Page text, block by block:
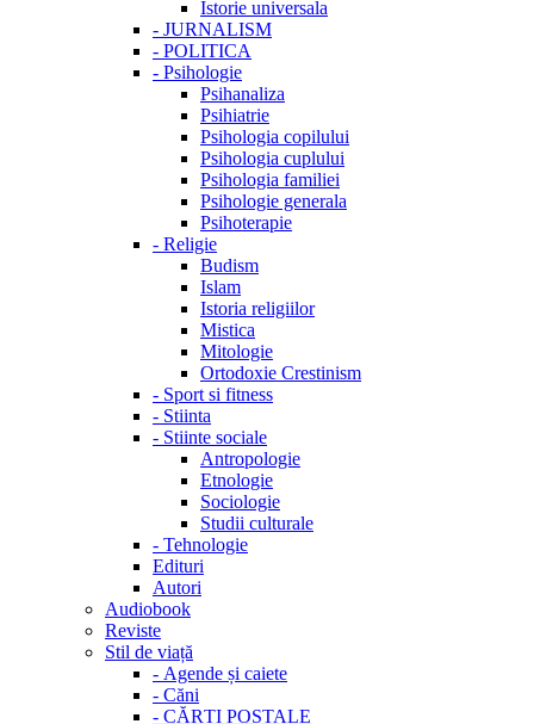
Istorie universala
- JURNALISM
- POLITICA
- Psihologie
Psihanaliza
Psihiatrie
Psihologia copilului
Psihologia cuplului
Psihologia familiei
Psihologie generala
Psihoterapie
- Religie
Budism
Islam
Istoria religiilor
Mistica
Mitologie
Ortodoxie Crestinism
- Sport si fitness
- Stiinta
- Stiinte sociale
Antropologie
Etnologie
Sociologie
Studii culturale
- Tehnologie
Edituri
Autori
Audiobook
Reviste
Stil de viață
- Agende și caiete
- Căni
- CĂRȚI POȘTALE